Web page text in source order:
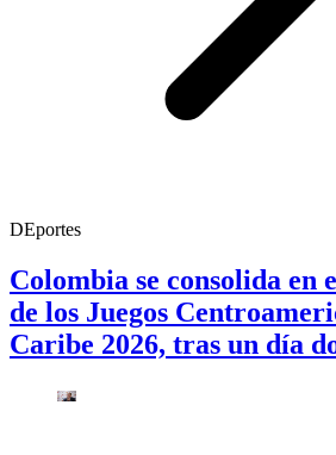
DEportes
Colombia se consolida en
de los Juegos
Caribe 2026, tras un día